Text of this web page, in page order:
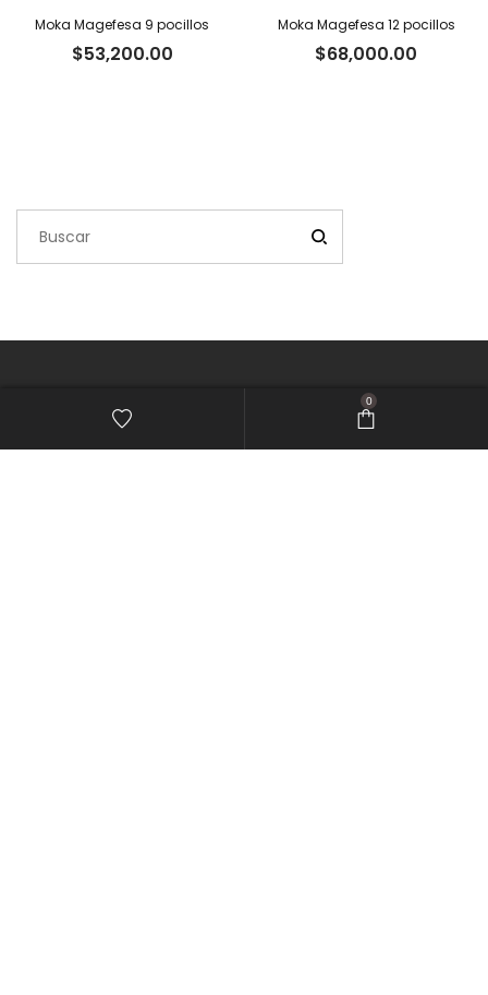
Moka Magefesa 9 pocillos
$53,200.00
Moka Magefesa 12 pocillos
$68,000.00
0